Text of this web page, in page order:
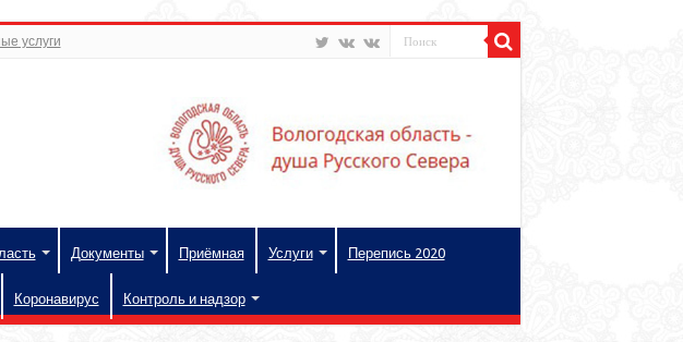
услуги
Документы Приёмная Услуги Перепись 2020
Коронавирус Контроль и надзор